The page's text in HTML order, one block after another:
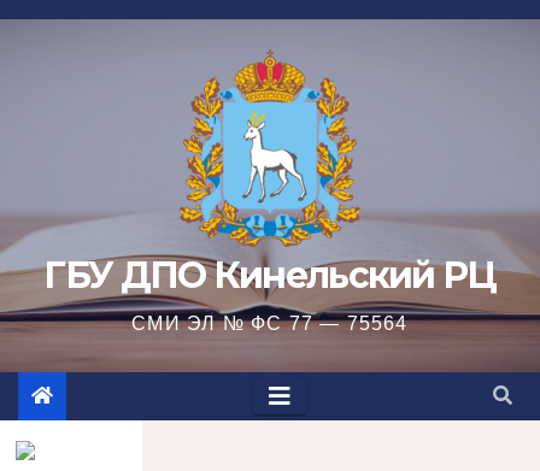
Перейти
ГБУ ДПО Кинельский РЦ
СМИ ЭЛ № ФС 77 — 75564